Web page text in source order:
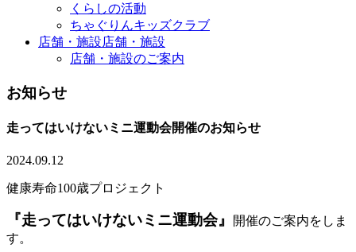
くらしの活動
ちゃぐりんキッズクラブ
店舗・施設店舗・施設
店舗・施設のご案内
お知らせ
走ってはいけないミニ運動会開催のお知らせ
2024.09.12
健康寿命100歳プロジェクト
『走ってはいけないミニ運動会』
開催のご案内をしま
す。